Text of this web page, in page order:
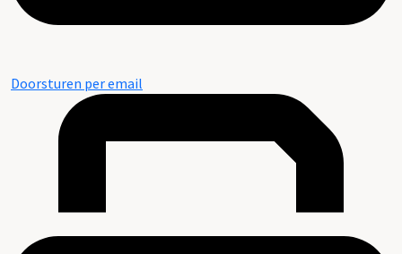
Doorsturen per email